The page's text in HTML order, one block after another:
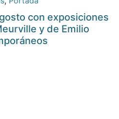
con exposiciones
y de Emilio